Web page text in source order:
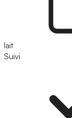
lait
Suivi